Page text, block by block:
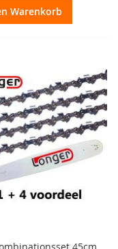
Warenkorb